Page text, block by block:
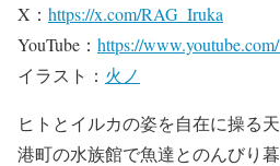
X： https://x.com/RAG_Iruka
YouTube： https://
イラスト： 火ノ
ヒトとイルカの姿を自在に操る
港町の水族館で魚達とのんびり